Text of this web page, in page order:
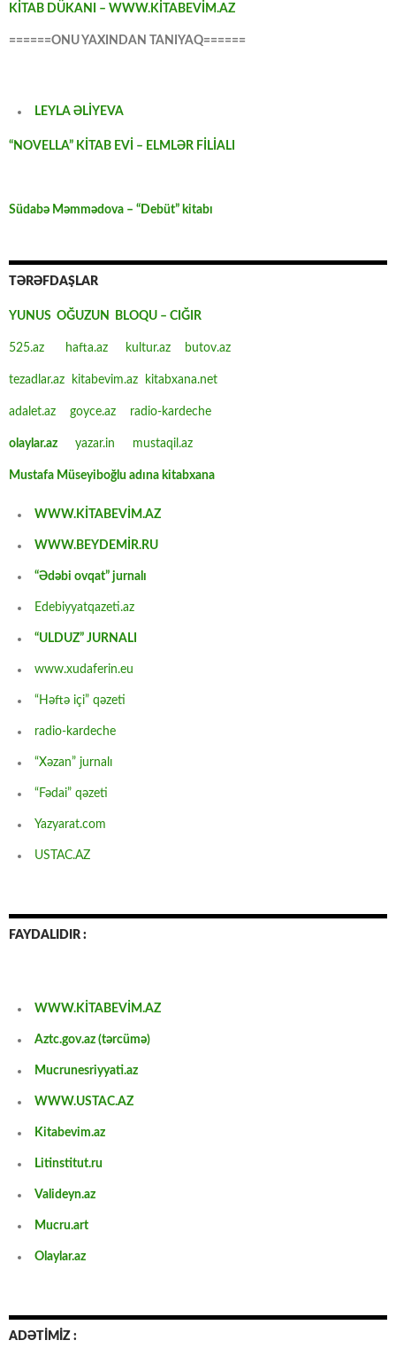
KİTAB DÜKANI – WWW.KİTABEVİM.AZ
======ONU YAXINDAN TANIYAQ======
LEYLA ƏLİYEVA
“NOVELLA” KİTAB EVİ – ELMLƏR FİLİALI
Südabə Məmmədova – “Debüt” kitabı
TƏRƏFDAŞLAR
YUNUS OĞUZUN BLOQU – CIĞIR
525.az hafta.az kultur.az butov.az
tezadlar.az kitabevim.az kitabxana.net
adalet.az goyce.az radio-kardeche
olaylar.az yazar.in mustaqil.az
Mustafa Müseyiboğlu adına kitabxana
WWW.KİTABEVİM.AZ
WWW.BEYDEMİR.RU
“Ədəbi ovqat” jurnalı
Edebiyyatqazeti.az
“ULDUZ” JURNALI
www.xudaferin.eu
“Həftə içi” qəzeti
radio-kardeche
“Xəzan” jurnalı
“Fədai” qəzeti
Yazyarat.com
USTAC.AZ
FAYDALIDIR :
WWW.KİTABEVİM.AZ
Aztc.gov.az (tərcümə)
Mucrunesriyyati.az
WWW.USTAC.AZ
Kitabevim.az
Litinstitut.ru
Valideyn.az
Mucru.art
Olaylar.az
ADƏTİMİZ :